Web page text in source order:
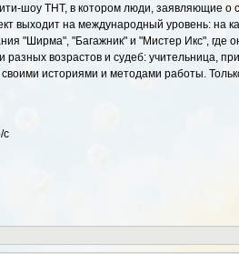
шоу ТНТ, в котором люди, заявляющие о
выходит на международный уровень:
"Ширма", "Багажник" и "Мистер Икс",
возрастов и судеб: учительница,
своими историями и методами работы.
с